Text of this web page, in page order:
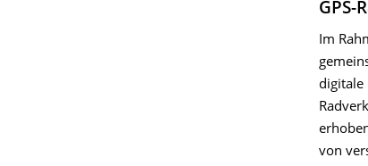
GPS-
Im
digitale
von